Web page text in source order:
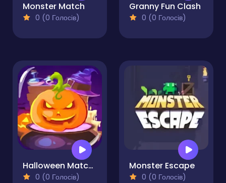
Monster Match
0 (0 Голосів)
Granny Fun Clash
0 (0 Голосів)
Halloween Match 3
0 (0 Голосів)
Monster Escape
0 (0 Голосів)